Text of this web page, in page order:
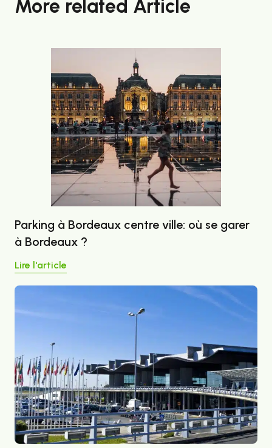
More related Article
Parking à Bordeaux centre ville: où se garer
à Bordeaux ?
Lire l'article